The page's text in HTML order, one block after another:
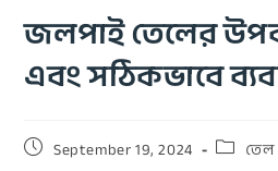
জলপাই তেলের
এবং সঠিকভাবে
September 19, 2024